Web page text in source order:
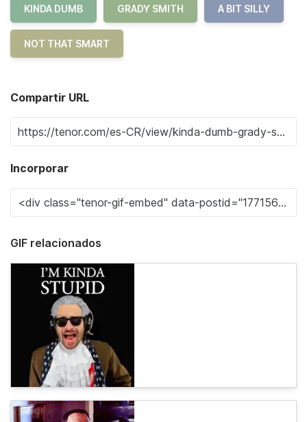
KINDA DUMB GRADY SMITH A BIT SILLY
NOT THAT SMART
Compartir URL
Incorporar
GIF relacionados